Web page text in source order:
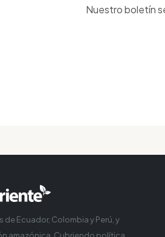
Nuestro boletín
de Ecuador, Colombia y Perú, y